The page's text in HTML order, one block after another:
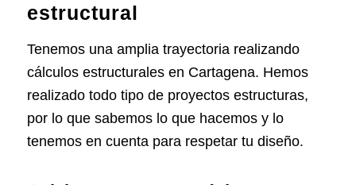
estructural
Tenemos una amplia trayectoria realizando
cálculos estructurales en Cartagena. Hemos
realizado todo tipo de proyectos estructuras,
por lo que sabemos lo que hacemos y lo
tenemos en cuenta para respetar tu diseño.